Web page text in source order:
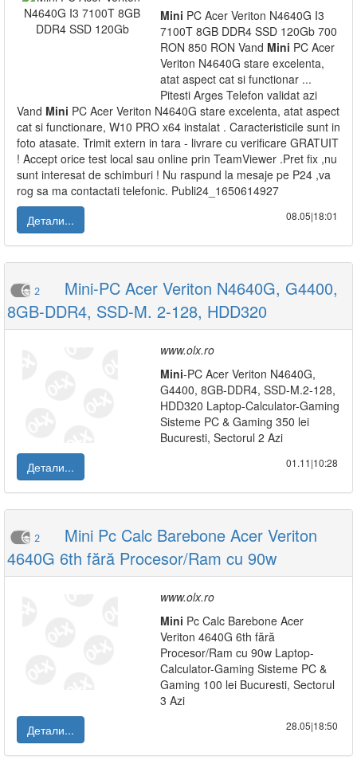
Mini PC Acer Veriton N4640G I3
7100T 8GB DDR4 SSD 120Gb 700
RON 850 RON Vand Mini PC Acer
Veriton N4640G stare excelenta,
atat aspect cat si functionar ...
Pitesti Arges Telefon validat azi
Vand Mini PC Acer Veriton N4640G stare excelenta, atat aspect
cat si functionare, W10 PRO x64 instalat . Caracteristicile sunt in
foto atasate. Trimit extern in tara - livrare cu verificare GRATUIT
! Accept orice test local sau online prin TeamViewer .Pret fix ,nu
sunt interesat de schimburi ! Nu raspund la mesaje pe P24 ,va
rog sa ma contactati telefonic. Publi24_1650614927
Детали...
08.05|18:01
2
Mini-PC Acer Veriton N4640G, G4400,
8GB-DDR4, SSD-M. 2-128, HDD320
www.olx.ro
Mini-PC Acer Veriton N4640G,
G4400, 8GB-DDR4, SSD-M.2-128,
HDD320 Laptop-Calculator-Gaming
Sisteme PC & Gaming 350 lei
Bucuresti, Sectorul 2 Azi
Детали...
01.11|10:28
2
Mini Pc Calc Barebone Acer Veriton
4640G 6th fără Procesor/Ram cu 90w
www.olx.ro
Mini Pc Calc Barebone Acer
Veriton 4640G 6th fără
Procesor/Ram cu 90w Laptop-
Calculator-Gaming Sisteme PC &
Gaming 100 lei Bucuresti, Sectorul
3 Azi
Детали...
28.05|18:50